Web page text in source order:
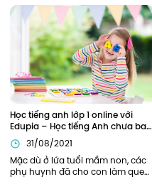
vựng tiếng Anh lớp 4 cũng đóng
vai trò quan trọng xuyên suốt
toàn bộ chương trình học tiếng
Anh lớp 4 của các bạn nhỏ.
Học tiếng anh lớp 1 online với
Edupia – Học tiếng Anh chưa bao
giờ thú vị đến thế!
31/08/2021
Mặc dù ở lứa tuổi mầm non, các
phụ huynh đã cho con làm quen